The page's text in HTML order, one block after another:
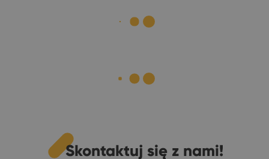
Skontaktuj się z nami!